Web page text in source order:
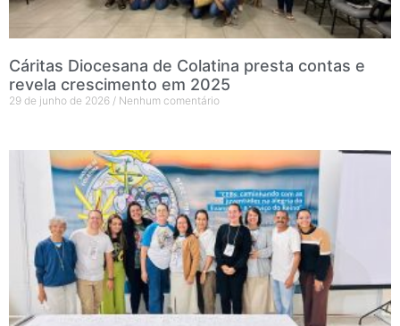
Cáritas Diocesana de Colatina presta contas e
revela crescimento em 2025
29 de junho de 2026 Nenhum comentário